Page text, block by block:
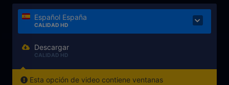
Español España
CALIDAD HD
Descargar
CALIDAD HD
Esta opción de video contiene ventanas